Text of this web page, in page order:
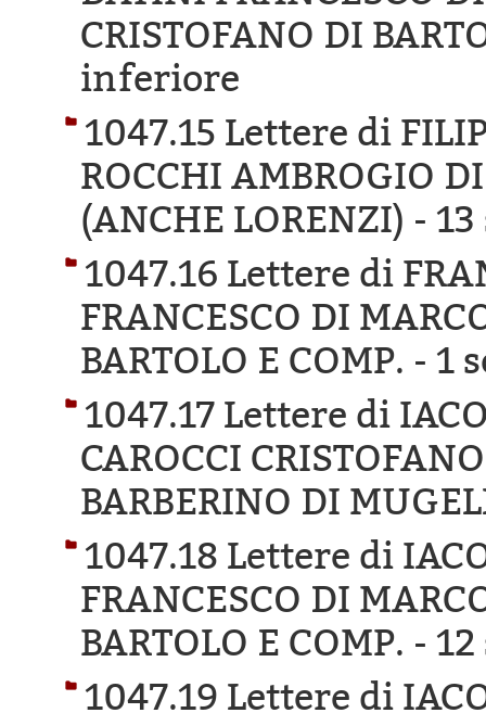
CRISTOFANO DI
inferiore
1047.15 Lettere di
ROCCHI AMBROGIO
(ANCHE LORENZI) -
1047.16 Lettere di
FRANCESCO DI
BARTOLO E COMP. - 1
1047.17 Lettere di
CAROCCI
BARBERINO DI
1047.18 Lettere di
FRANCESCO DI
BARTOLO E COMP. -
1047.19 Lettere di